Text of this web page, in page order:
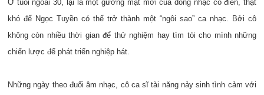
Ở tuổi ngoài 30, lại là một gương mặt mới của dòng nhạc cổ điển, thật
khó để Ngọc Tuyền có thể trở thành một “ngôi sao” ca nhạc. Bởi cô
không còn nhiều thời gian để thử nghiệm hay tìm tòi cho mình những
chiến lược để phát triển nghiệp hát.
Những ngày theo đuổi âm nhạc, cô ca sĩ tài năng nảy sinh tình cảm với